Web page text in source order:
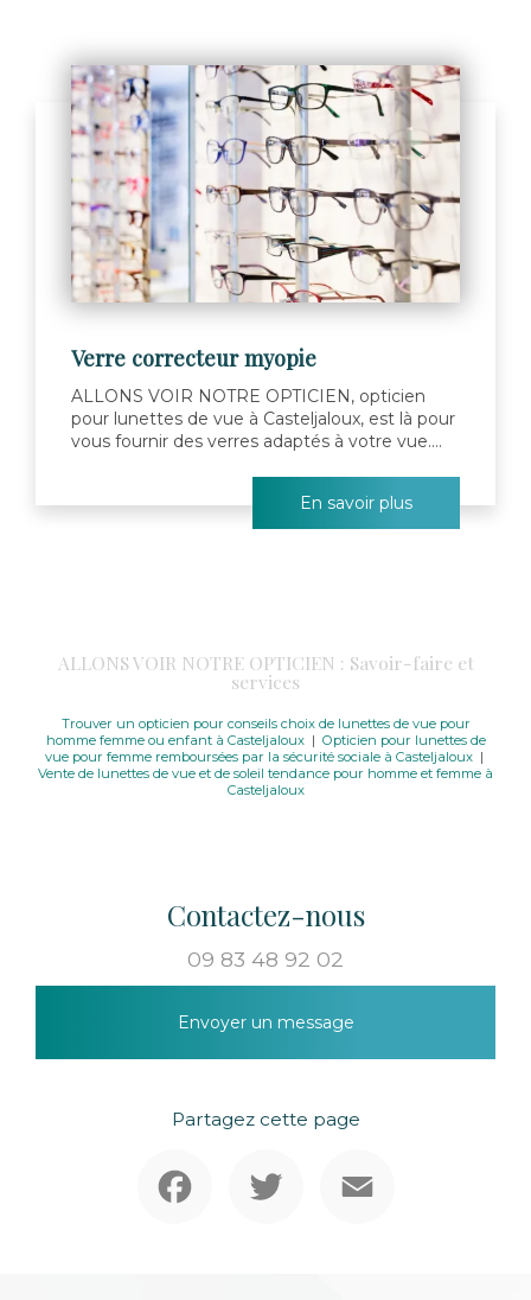
Verre correcteur myopie
ALLONS VOIR NOTRE OPTICIEN, opticien
pour lunettes de vue à Casteljaloux, est là pour
vous fournir des verres adaptés à votre vue....
En savoir plus
ALLONS VOIR NOTRE OPTICIEN : Savoir-faire et
services
Trouver un opticien pour conseils choix de lunettes de vue pour
homme femme ou enfant à Casteljaloux| Opticien pour lunettes de
vue pour femme remboursées par la sécurité sociale à Casteljaloux|
Vente de lunettes de vue et de soleil tendance pour homme et femme à
Casteljaloux
Contactez-nous
09 83 48 92 02
Envoyer un message
Partagez cette page